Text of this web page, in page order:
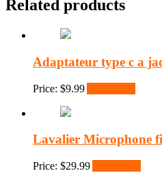
Related products
Adaptateur type c a
Price: $9.99
Lavalier Microphone
Price: $29.99